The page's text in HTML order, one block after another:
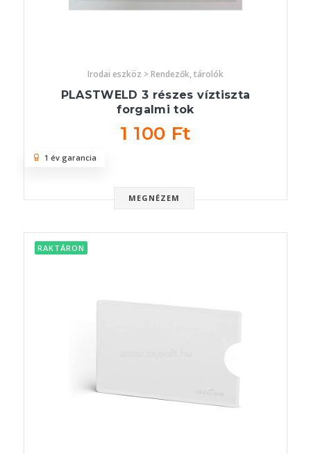
Irodai eszköz > Rendezők, tárolók
PLASTWELD 3 részes víztiszta
forgalmi tok
1 100 Ft
MEGNÉZEM
1 év garancia
RAKTÁRON